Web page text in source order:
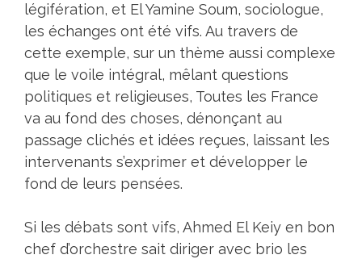
légifération, et El Yamine Soum, sociologue,
les échanges ont été vifs. Au travers de
cette exemple, sur un thème aussi complexe
que le voile intégral, mêlant questions
politiques et religieuses, Toutes les France
va au fond des choses, dénonçant au
passage clichés et idées reçues, laissant les
intervenants s’exprimer et développer le
fond de leurs pensées.
Si les débats sont vifs, Ahmed El Keiy en bon
chef d’orchestre sait diriger avec brio les